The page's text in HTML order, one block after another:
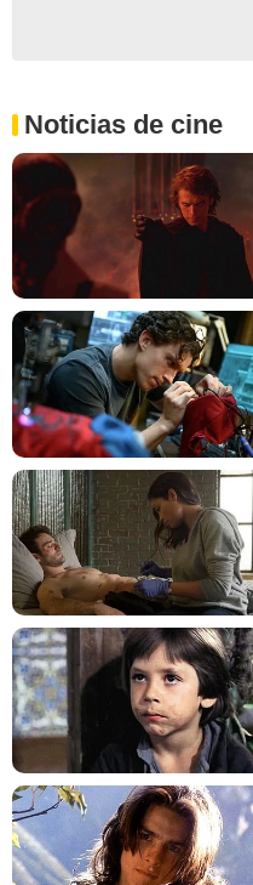
Noticias de cine